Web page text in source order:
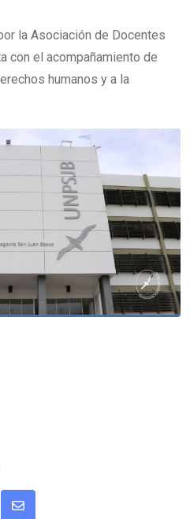
la Asociación de Docentes
con el acompañamiento de
humanos y a la
Share